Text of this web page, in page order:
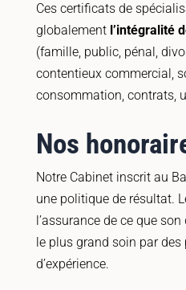
Ces certificats de
globalement l’intégralité
(famille, public, pénal,
contentieux commercial,
consommation, contrats,
Nos
Notre Cabinet inscrit au
une politique de résultat.
l’assurance de ce que
le plus grand soin par
d’expérience.